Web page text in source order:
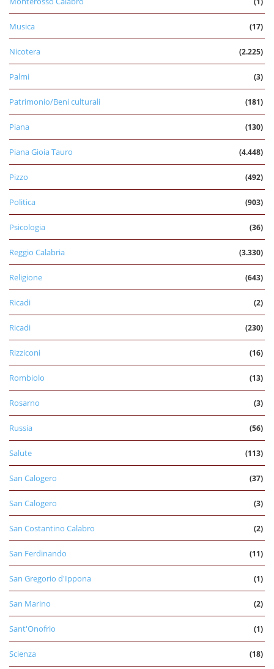
Musica (17)
Nicotera (2.225)
Palmi (3)
Patrimonio/Beni culturali (181)
Piana (130)
Piana Gioia Tauro (4.448)
Pizzo (492)
Politica (903)
Psicologia (36)
Reggio Calabria (3.330)
Religione (643)
Ricadi (2)
Ricadi (230)
Rizziconi (16)
Rombiolo (13)
Rosarno (3)
Russia (56)
Salute (113)
San Calogero (37)
San Calogero (3)
San Costantino Calabro (2)
San Ferdinando (11)
San Gregorio d'Ippona (1)
San Marino (2)
Sant'Onofrio (1)
Scienza (18)